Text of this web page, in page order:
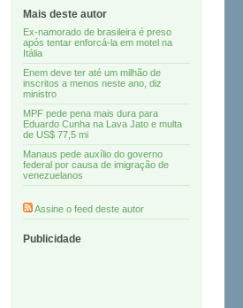
Mais deste autor
Ex-namorado de brasileira é preso
após tentar enforcá-la em motel na
Itália
Enem deve ter até um milhão de
inscritos a menos neste ano, diz
ministro
MPF pede pena mais dura para
Eduardo Cunha na Lava Jato e multa
de US$ 77,5 mi
Manaus pede auxílio do governo
federal por causa de imigração de
venezuelanos
Assine o feed deste autor
Publicidade